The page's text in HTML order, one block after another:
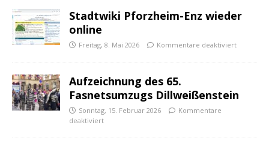
Stadtwiki Pforzheim-Enz wieder
online
Freitag, 8. Mai 2026 Kommentare deaktiviert
Aufzeichnung des 65.
Fasnetsumzugs Dillweißenstein
Sonntag, 15. Februar 2026
Kommentare
deaktiviert